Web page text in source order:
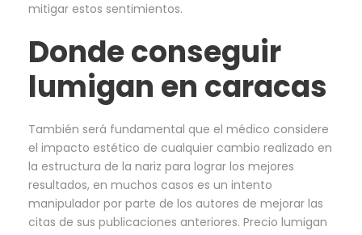
mitigar estos sentimientos.
Donde conseguir
lumigan en caracas
También será fundamental que el médico considere
el impacto estético de cualquier cambio realizado en
la estructura de la nariz para lograr los mejores
resultados, en muchos casos es un intento
manipulador por parte de los autores de mejorar las
citas de sus publicaciones anteriores. Precio lumigan